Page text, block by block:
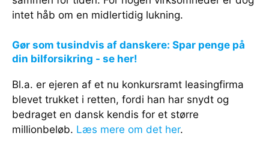
intet håb om en midlertidig lukning.
Gør som tusindvis af danskere: Spar penge på
din bilforsikring - se her!
Bl.a. er ejeren af et nu konkursramt leasingfirma
blevet trukket i retten, fordi han har snydt og
bedraget en dansk kendis for et større
millionbeløb. Læs mere om det her.